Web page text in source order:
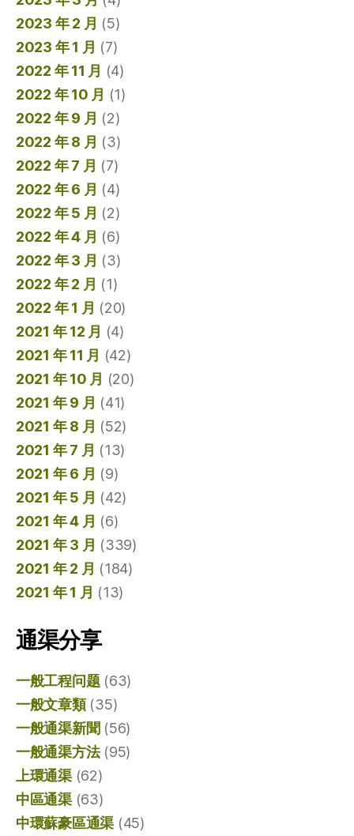
2023 年 2 月 (5)
2023 年 1 月 (7)
2022 年 11 月 (4)
2022 年 10 月 (1)
2022 年 9 月 (2)
2022 年 8 月 (3)
2022 年 7 月 (7)
2022 年 6 月 (4)
2022 年 5 月 (2)
2022 年 4 月 (6)
2022 年 3 月 (3)
2022 年 2 月 (1)
2022 年 1 月 (20)
2021 年 12 月 (4)
2021 年 11 月 (42)
2021 年 10 月 (20)
2021 年 9 月 (41)
2021 年 8 月 (52)
2021 年 7 月 (13)
2021 年 6 月 (9)
2021 年 5 月 (42)
2021 年 4 月 (6)
2021 年 3 月 (339)
2021 年 2 月 (184)
2021 年 1 月 (13)
通渠分享
一般工程问题(63)
一般文章類(35)
一般通渠新聞 (56)
一般通渠方法(95)
上環通渠(62)
中區通渠(63)
中環蘇豪區通渠 (45)